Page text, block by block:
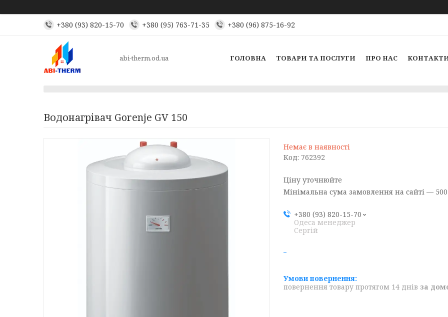
+380 (93) 820-15-70 +380 (95) 763-71-35 +380 (96) 875-16-92
abi-therm.od.ua ГОЛОВНА ТОВАРИ ТА ПОСЛУГИ ПРО НАС
Водонагрівач Gorenje GV 150
Немає в наявності
Код: 762392
Ціну уточнюйте
Мінімальна сума замовлення на сайті —
+380 (93) 820-15-70
Одеса менеджер
Сергій
повернення товару протягом 14 днів за